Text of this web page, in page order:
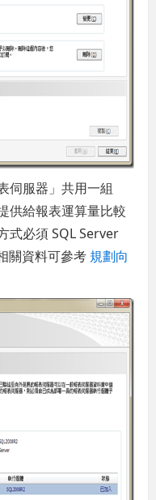
伺服器」共用一組
供給報表運算量比較
式必須 SQL Server
關資料可參考 規劃向